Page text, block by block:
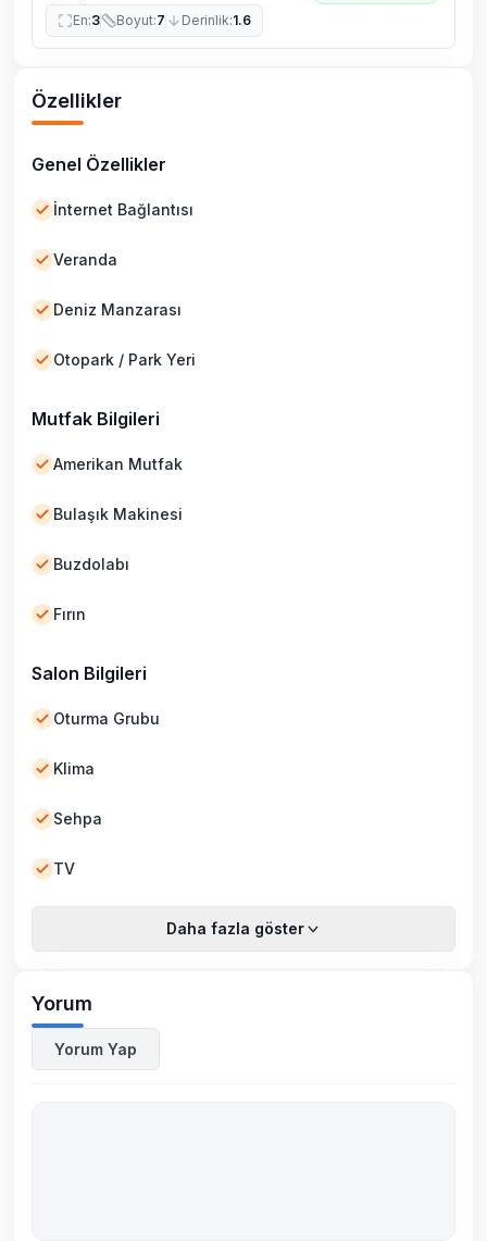
En:3 Boyut:7 Derinlik:1.6
Özellikler
Genel Özellikler
İnternet Bağlantısı
Veranda
Deniz Manzarası
Otopark / Park Yeri
Mutfak Bilgileri
Amerikan Mutfak
Bulaşık Makinesi
Buzdolabı
Fırın
Salon Bilgileri
Oturma Grubu
Klima
Sehpa
TV
Daha fazla göster
Yorum
Yorum Yap